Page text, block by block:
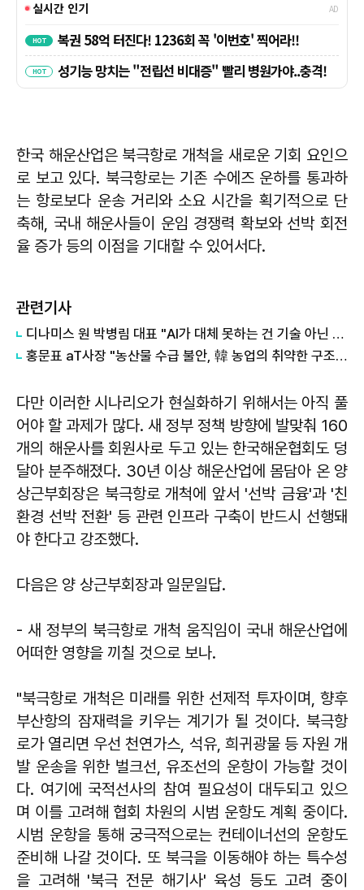
한국 해운산업은 북극항로 개척을 새로운 기회 요인으
로 보고 있다. 북극항로는 기존 수에즈 운하를 통과하
는 항로보다 운송 거리와 소요 시간을 획기적으로 단
축해, 국내 해운사들이 운임 경쟁력 확보와 선박 회전
율 증가 등의 이점을 기대할 수 있어서다.
관련기사
디나미스 원 박병림 대표 "AI가 대체 못하는 건 기술 아닌 감정…서브컬처는 애정을 축적하는 장르"
홍문표 aT사장 "농산물 수급 불안, 韓 농업의 취약한 구조가 만든 결과"
다만 이러한 시나리오가 현실화하기 위해서는 아직 풀
어야 할 과제가 많다. 새 정부 정책 방향에 발맞춰 160
개의 해운사를 회원사로 두고 있는 한국해운협회도 덩
달아 분주해졌다. 30년 이상 해운산업에 몸담아 온 양
상근부회장은 북극항로 개척에 앞서 '선박 금융'과 '친
환경 선박 전환' 등 관련 인프라 구축이 반드시 선행돼
야 한다고 강조했다.
다음은 양 상근부회장과 일문일답.
- 새 정부의 북극항로 개척 움직임이 국내 해운산업에
어떠한 영향을 끼칠 것으로 보나.
"북극항로 개척은 미래를 위한 선제적 투자이며, 향후
부산항의 잠재력을 키우는 계기가 될 것이다. 북극항
로가 열리면 우선 천연가스, 석유, 희귀광물 등 자원 개
발 운송을 위한 벌크선, 유조선의 운항이 가능할 것이
다. 여기에 국적선사의 참여 필요성이 대두되고 있으
며 이를 고려해 협회 차원의 시범 운항도 계획 중이다.
시범 운항을 통해 궁극적으로는 컨테이너선의 운항도
준비해 나갈 것이다. 또 북극을 이동해야 하는 특수성
을 고려해 '북극 전문 해기사' 육성 등도 고려 중이